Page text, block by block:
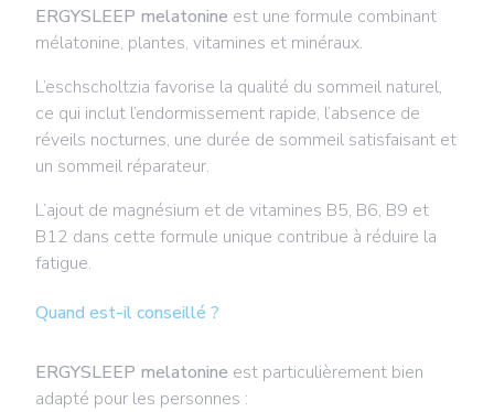
ERGYSLEEP melatonine est une formule combinant
mélatonine, plantes, vitamines et minéraux.
L’eschscholtzia favorise la qualité du sommeil naturel,
ce qui inclut l’endormissement rapide, l’absence de
réveils nocturnes, une durée de sommeil satisfaisant et
un sommeil réparateur.
L’ajout de magnésium et de vitamines B5, B6, B9 et
B12 dans cette formule unique contribue à réduire la
fatigue.
Quand est-il conseillé ?
ERGYSLEEP melatonine est particulièrement bien
adapté pour les personnes :